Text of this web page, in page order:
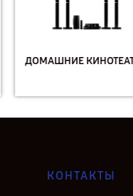
ДОМАШНИЕ КИНОТЕАТРЫ
КОНТАКТЫ